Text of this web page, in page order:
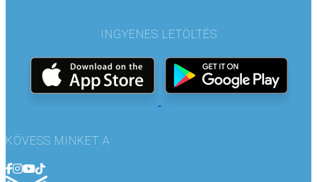
INGYENES LETÖLTÉS
KÖVESS MINKET A